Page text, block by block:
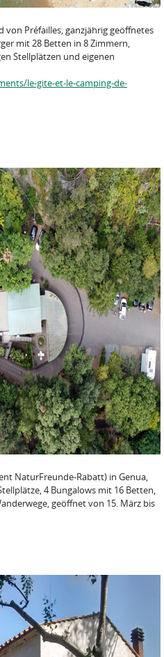
von Préfailles, ganzjährig geöffnetes
mit 28 Betten in 8 Zimmern,
Stellplätzen und eigenen
le-gite-et-le-camping-de-
NaturFreunde-Rabatt) in Genua,
4 Bungalows mit 16 Betten,
geöffnet von 15. März bis